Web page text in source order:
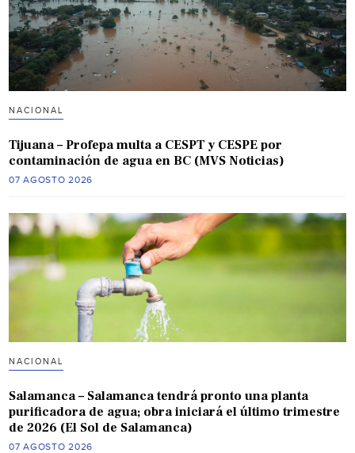
NACIONAL
Tijuana – Profepa multa a CESPT y CESPE por
contaminación de agua en BC (MVS Noticias)
07 AGOSTO 2026
NACIONAL
Salamanca – Salamanca tendrá pronto una planta
purificadora de agua; obra iniciará el último trimestre
de 2026 (El Sol de Salamanca)
07 AGOSTO 2026